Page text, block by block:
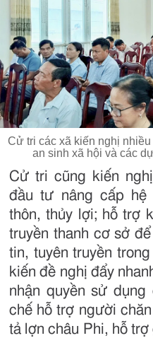
Cử tri các xã kiến nghị
an sinh xã hội và các
Cử tri cũng kiến
đầu tư nâng cấp hệ
thôn, thủy lợi; hỗ trợ
truyền thanh cơ sở
tin, tuyên truyền
kiến đề nghị đẩy
nhận quyền sử
chế hỗ trợ người
tả lợn châu Phi, hỗ